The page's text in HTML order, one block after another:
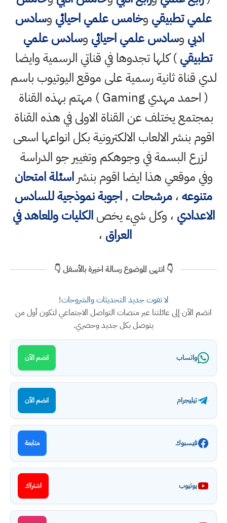
علمي تطبيقي وخامس علمي احيائي وسادس
ادبي وسادس علمي احيائي وسادس علمي
تطبيقي) كلها تجدوها في قناتي الرسمية وايضا
لدي قناة ثانية رسمية على موقع اليوتيوب باسم
( احمد مهدي Gaming ) مهتم بهذه القناة
بمجتمع يختلف عن القناة الاولى في هذه القناة
اقوم بنشر الالعاب الالكترونية بكل انواعها اسعى
لزرع البسمة في وجوهكم وتغيير جو الدراسة
وفي موقعي هذا ايضا اقوم بنشراسئلة امتحان
متنوعه،مرشحات ,اجوبة نموذجية للسادس
الاعدادي ، وكل شيء يخصالكليات والمعاهد في
العراق ،
👇 انتهى الموضوع رسالة اخيرة بالأسفل 👇
لا تفوت جديد التحديثات والشروحات!
انضم الآن إلى عائلتنا عبر منصات التواصل الاجتماعي لتكون أول من
يتوصل بكل جديد وحصري.
واتساب انضم الآن
تيليجرام انضم الآن
فيسبوك متابعة
يوتيوب اشتراك